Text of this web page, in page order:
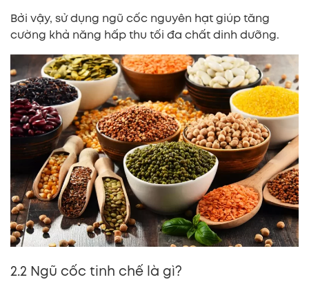
Bởi vậy, sử dụng ngũ cốc nguyên hạt giúp tăng
cường khả năng hấp thu tối đa chất dinh dưỡng.
2.2 Ngũ cốc tinh chế là gì?